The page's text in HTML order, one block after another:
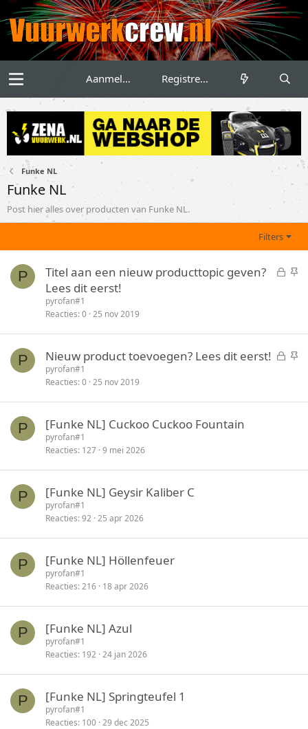
Aanmelden Registreren
Funke NL
Funke NL
Post hier alles over producten van Funke NL.
Filters
P
G
e
S
Titel aan een nieuw producttopic geven?
Lees dit eerst!
pyrofan#1
Reacties 0 25 nov 2019
P
G S
Nieuw product toevoegen? Lees dit eerst!
pyrofan#1
Reacties 0 25 nov 2019
P [Funke NL] Cuckoo Cuckoo Fountain
pyrofan#1
Reacties 127 9 mei 2026
P [Funke NL] Geysir Kaliber C
pyrofan#1
Reacties 92 25 apr 2026
P [Funke NL] Höllenfeuer
pyrofan#1
Reacties 216 18 apr 2026
P [Funke NL] Azul
pyrofan#1
Reacties 192 24 jan 2026
P [Funke NL] Springteufel 1
pyrofan#1
Reacties 100 29 dec 2025